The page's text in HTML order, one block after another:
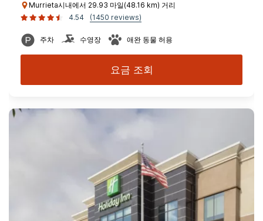
Murrieta시내에서 29.93 마일(48.16 km) 거리
4.54
(1450 reviews)
주차 수영장 애완 동물 허용
요금 조회